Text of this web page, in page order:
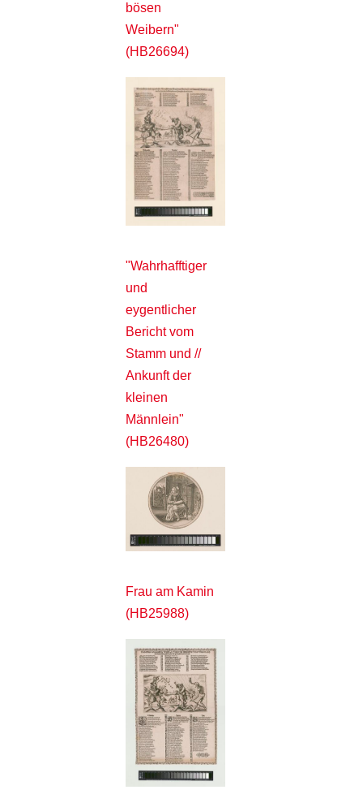
bösen
Weibern"
(HB26694)
"Wahrhafftiger
und
eygentlicher
Bericht vom
Stamm und //
Ankunft der
kleinen
Männlein"
(HB26480)
Frau am Kamin
(HB25988)